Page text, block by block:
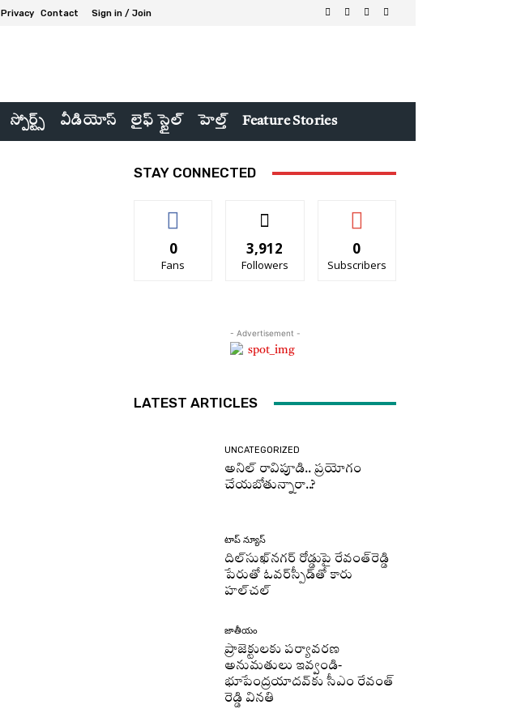
Privacy Contact Sign in / Join
స్పోర్ట్స్ వీడియోస్ లైఫ్ స్టైల్ హెల్త్ Feature Stories
STAY CONNECTED
0
Fans
3,912
Followers
0
Subscribers
- Advertisement -
LATEST ARTICLES
UNCATEGORIZED
అనిల్ రావిపూడి.. ప్రయోగం
చేయబోతున్నారా..?
టాప్ న్యూస్
దిల్‌సుఖ్‌నగర్‌ రోడ్డుపై రేవంత్‌రెడ్డి
పేరుతో ఓవర్‌స్పీడ్‌తో కారు
హల్‌చల్‌
జాతీయం
ప్రాజెక్టులకు పర్యావరణ
అనుమతులు ఇవ్వండి-
భూపేంద్రయాదవ్‌కు సీఎం రేవంత్‌
రెడ్డి వినతి